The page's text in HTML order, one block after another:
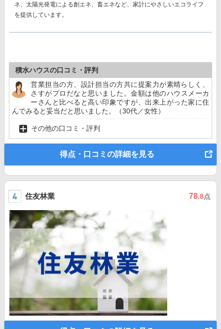
ネ、太陽光発電による創エネ、畜エネなど、家計にやさしいエコライフ
を提供しています。
積水ハウスの口コミ・評判
営業担当の方、設計担当の方共に提案力が素晴らしく、
さすがプロだなと思いました。金額は他のハウスメーカ
ーさんと比べると高い印象ですが、出来上がった家に住
んでみると妥当だと思いました。（30代／女性）
その他の口コミ・評判
得点・口コミの詳細を見る
住友林業 78.8点